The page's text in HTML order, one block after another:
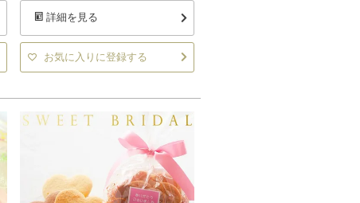
詳細を見る
お気に入りに登録する